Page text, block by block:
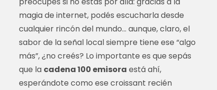
magia de internet, podés escucharla desde
cualquier rincón del mundo… aunque, claro, el
sabor de la señal local siempre tiene ese “algo
más”, ¿no creés? Lo importante es que sepás
que la cadena 100 emisora está ahí,
esperándote como ese croissant recién